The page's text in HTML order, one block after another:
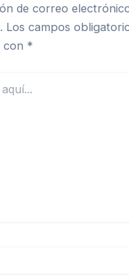
de correo
Los campos
con *